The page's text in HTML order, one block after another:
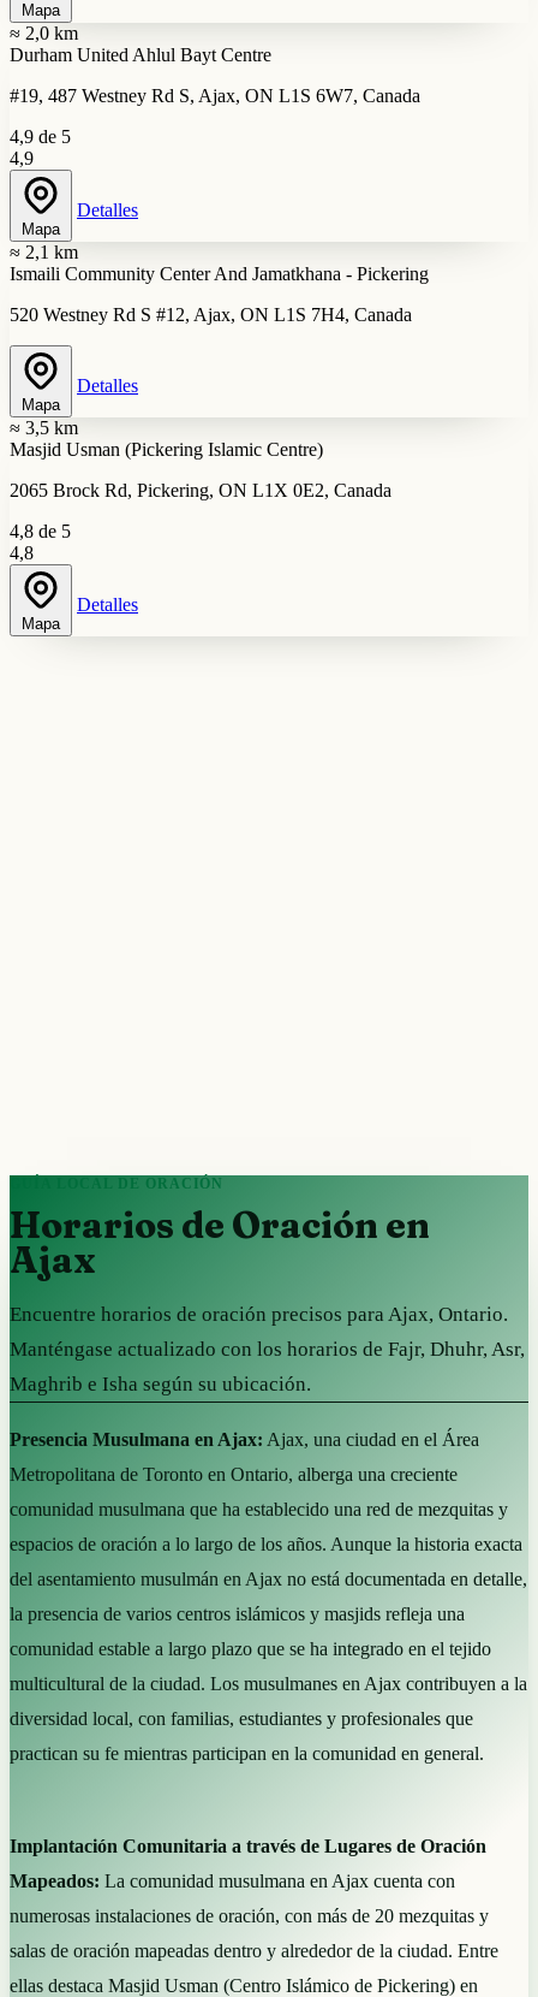
Mapa
≈ 2,0 km
Durham United Ahlul Bayt Centre
#19, 487 Westney Rd S, Ajax, ON L1S 6W7, Canada
4,9 de 5
4,9
Mapa
Detalles
≈ 2,1 km
Ismaili Community Center And Jamatkhana - Pickering
520 Westney Rd S #12, Ajax, ON L1S 7H4, Canada
Mapa
Detalles
≈ 3,5 km
Masjid Usman (Pickering Islamic Centre)
2065 Brock Rd, Pickering, ON L1X 0E2, Canada
4,8 de 5
4,8
Mapa
Detalles
GUÍA LOCAL DE ORACIÓN
Horarios de Oración en
Ajax
Encuentre horarios de oración precisos para Ajax, Ontario.
Manténgase actualizado con los horarios de Fajr, Dhuhr, Asr,
Maghrib e Isha según su ubicación.
Presencia Musulmana en Ajax: Ajax, una ciudad en el Área
Metropolitana de Toronto en Ontario, alberga una creciente
comunidad musulmana que ha establecido una red de mezquitas y
espacios de oración a lo largo de los años. Aunque la historia exacta
del asentamiento musulmán en Ajax no está documentada en detalle,
la presencia de varios centros islámicos y masjids refleja una
comunidad estable a largo plazo que se ha integrado en el tejido
multicultural de la ciudad. Los musulmanes en Ajax contribuyen a la
diversidad local, con familias, estudiantes y profesionales que
practican su fe mientras participan en la comunidad en general.
Implantación Comunitaria a través de Lugares de Oración
Mapeados: La comunidad musulmana en Ajax cuenta con
numerosas instalaciones de oración, con más de 20 mezquitas y
salas de oración mapeadas dentro y alrededor de la ciudad. Entre
ellas destaca Masjid Usman (Centro Islámico de Pickering) en